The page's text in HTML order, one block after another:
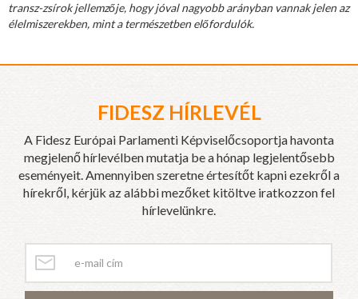
transz-zsírok jellemzője, hogy jóval nagyobb arányban vannak jelen az
élelmiszerekben, mint a természetben előfordulók.
FIDESZ HÍRLEVÉL
A Fidesz Európai Parlamenti Képviselőcsoportja havonta
megjelenő hírlevélben mutatja be a hónap legjelentősebb
eseményeit. Amennyiben szeretne értesítőt kapni ezekről a
hírekről, kérjük az alábbi mezőket kitöltve iratkozzon fel
hírlevelünkre.